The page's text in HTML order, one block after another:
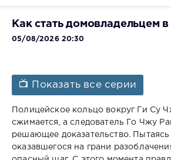
Как стать домовладельцем
05/08/2026 20:30
📺 Показать все серии
Полицейское кольцо вокруг Ги Су
сжимается, а следователь Го Чжу
решающее доказательство. Пытаясь
оказавшегося на грани